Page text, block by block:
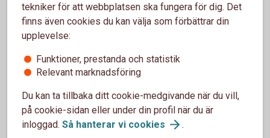
Vilket courtage gäller för amerikanska aktier
online?
När ska aktierna betalas?
Är det realtidskurser även för amerikanska
aktier?
tekniker för att webbplatsen ska fungera för dig. Det
finns även cookies du kan välja som förbättrar din
upplevelse:
Funktioner, prestanda och statistik
Relevant marknadsföring
Du kan ta tillbaka ditt cookie-medgivande när du vill,
på cookie-sidan eller under din profil när du är
inloggad. Så hanterar vi cookies .